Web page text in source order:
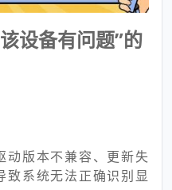
设备有问题”的
动版本不兼容、更新失
致系统无法正确识别显